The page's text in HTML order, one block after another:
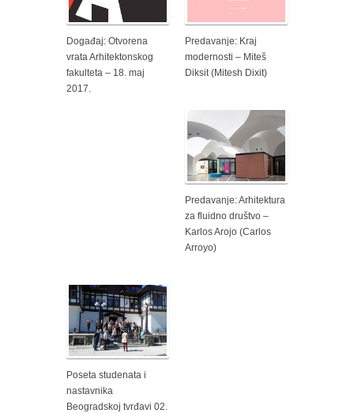
Događaj: Otvorena
vrata Arhitektonskog
fakulteta – 18. maj
2017.
Predavanje: Kraj
modernosti – Miteš
Diksit (Mitesh Dixit)
Predavanje: Arhitektura
za fluidno društvo –
Karlos Arojo (Carlos
Arroyo)
Poseta studenata i
nastavnika
Beogradskoj tvrđavi 02.